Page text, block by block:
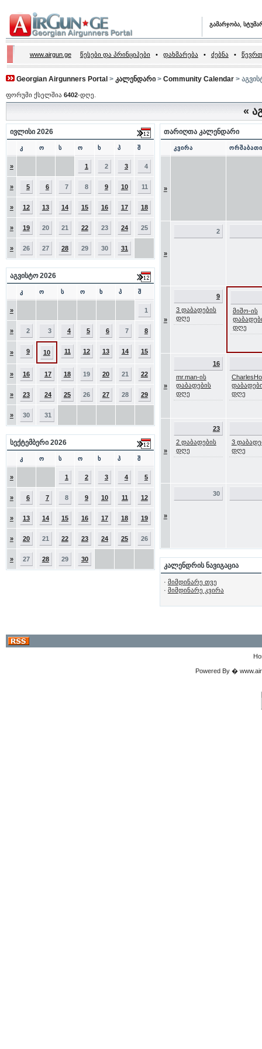
გამარჯობა,
www.airgun.ge წესები და პრინციპები • დახმარება • ძებნა •
Georgian Airgunners Portal > კალენდარი> Community Calendar>
ფორუმი ქსელშია 6402-დღე.
«
ივლისი 2026
კ ო ს ო ხ პ შ
» 1 2 3 4
» 5 6 7 8 9 10 11
» 12 13 14 15 16 17 18
» 19 20 21 22 23 24 25
» 26 27 28 29 30 31
აგვისტო 2026
კ ო ს ო ხ პ შ
» 1
» 2 3 4 5 6 7 8
» 9 10 11 12 13 14 15
» 16 17 18 19 20 21 22
» 23 24 25 26 27 28 29
» 30 31
სექტემბერი 2026
კ ო ს ო ხ პ შ
» 1 2 3 4 5
» 6 7 8 9 10 11 12
» 13 14 15 16 17 18 19
» 20 21 22 23 24 25 26
» 27 28 29 30
თარიღთა კალენდარი
კვირა ორშაბათი
»
»
2
»
9
3 დაბადების
დღე
მიშო-ის
დღე
»
16
mr.man-ის
დაბადების
დღე
დღე
»
23
2 დაბადების
დღე
3
დღე
»
30
კალენდრის ნავიგაცია
· მიმდინარე თვე
· მიმდინარე კვირა
Powered By �